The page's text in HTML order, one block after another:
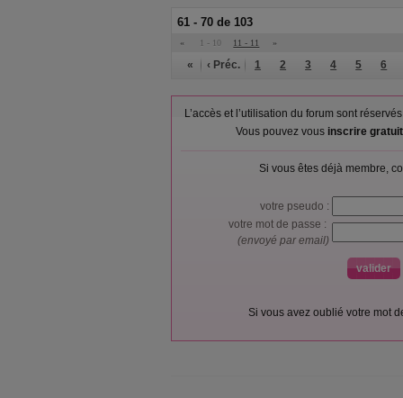
61 - 70 de 103
« 1 - 10 11 - 11 »
« ‹ Préc. 1 2 3 4 5 6
L’accès et l’utilisation du forum sont
Vous pouvez vous inscrire
Si vous êtes déjà membre,
votre pseudo :
votre mot de passe :
(envoyé par email)
Si vous avez oublié votre mot